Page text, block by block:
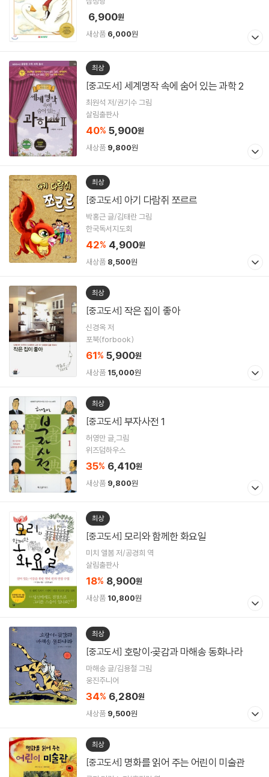
6,900원
새상품 6,000원
최상
[중고도서] 세계명작 속에 숨어 있는 과학 2
최원석 저/권기수 그림
살림출판사
40% 5,900원
새상품 9,800원
최상
[중고도서] 아기 다람쥐 쪼르르
박홍근 글/김태란 그림
한국독서지도회
42% 4,900원
새상품 8,500원
최상
[중고도서] 작은 집이 좋아
신경옥 저
포북(forbook)
61% 5,900원
새상품 15,000원
최상
[중고도서] 부자사전 1
허영만 글,그림
위즈덤하우스
35% 6,410원
새상품 9,800원
최상
[중고도서] 모리와 함께한 화요일
미치 앨봄 저/공경희 역
살림출판사
18% 8,900원
새상품 10,800원
최상
[중고도서] 호랑이·곶감과 마해송 동화나라
마해송 글/김용철 그림
웅진주니어
34% 6,280원
새상품 9,500원
최상
[중고도서] 명화를 읽어 주는 어린이 미술관